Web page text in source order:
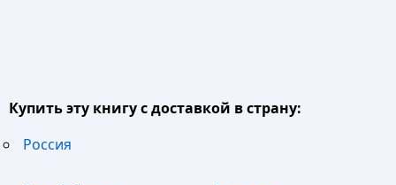
Купить эту книгу с доставкой в страну:
Россия